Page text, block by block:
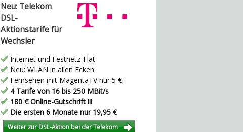
Neu: Telekom
DSL-
Aktionstarife für
Wechsler
Internet und Festnetz-Flat
Neu: WLAN in allen Ecken
Fernsehen mit MagentaTV nur 5 €
4 Tarife von 16 bis 250 MBit/s
180 € Online-Gutschrift !!!
Die ersten 6 Monate nur 19,95 €
Weiter zur DSL-Aktion bei der Telekom